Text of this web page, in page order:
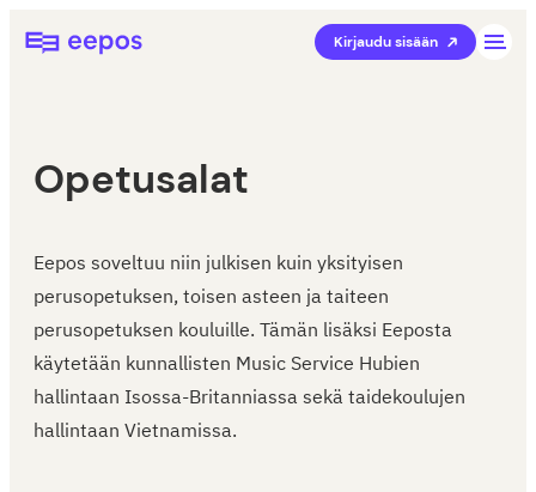
Siirry
suoraan
Eepos-oppilaitoshallinta Kirjaudu sisään
Opetusalat
Eepos soveltuu niin julkisen kuin yksityisen
perusopetuksen, toisen asteen ja taiteen
perusopetuksen kouluille. Tämän lisäksi Eeposta
käytetään kunnallisten Music Service Hubien
hallintaan Isossa-Britanniassa sekä taidekoulujen
hallintaan Vietnamissa.